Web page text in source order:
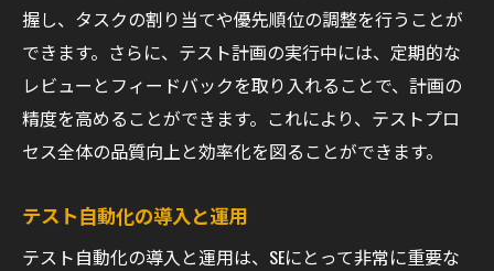
握し、タスクの割り当てや優先順位の調整を行うことが
できます。さらに、テスト計画の実行中には、定期的な
レビューとフィードバックを取り入れることで、計画の
精度を高めることができます。これにより、テストプロ
セス全体の品質向上と効率化を図ることができます。
テスト自動化の導入と運用
テスト自動化の導入と運用は、SEにとって非常に重要な